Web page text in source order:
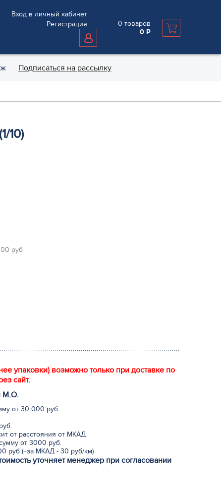
Вход в личный кабинет
Регистрация
0 товаров
0 Р
Подписаться на рассылку
10)
руб
упаковки) возможно только при доставке по
сайт.
М.О.
от 30 000 руб.
от расстояния от МКАД
от 3000 руб.
руб (+за МКАД - 30 руб/км)
уточняет менеджер при согласовании